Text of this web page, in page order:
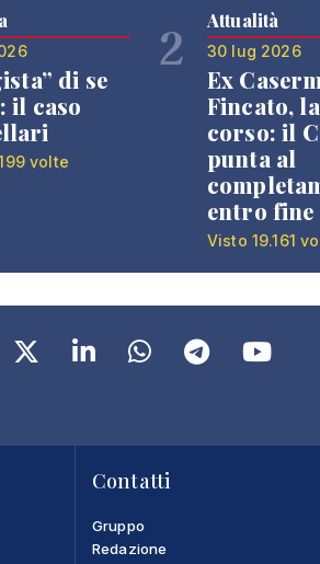
di se
il caso
volte
2 Attualità
30 lug 2026
Ex
Fincato,
corso: il
punta al
entro fine
Visto 19.161
Contatti
Gruppo
Redazione